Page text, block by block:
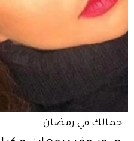
جمالكِ في رمضان